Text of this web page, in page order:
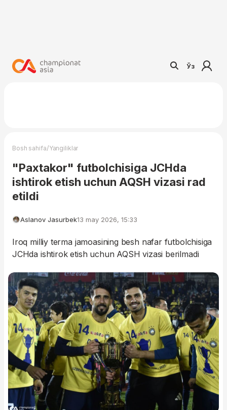
Ўз
Bosh sahifa/Yangiliklar
"Paxtakor" futbolchisiga JCHda
ishtirok etish uchun AQSH vizasi rad
etildi
Aslanov Jasurbek13 may 2026, 15:33
Iroq milliy terma jamoasining besh nafar futbolchisiga
JCHda ishtirok etish uchun AQSH vizasi berilmadi